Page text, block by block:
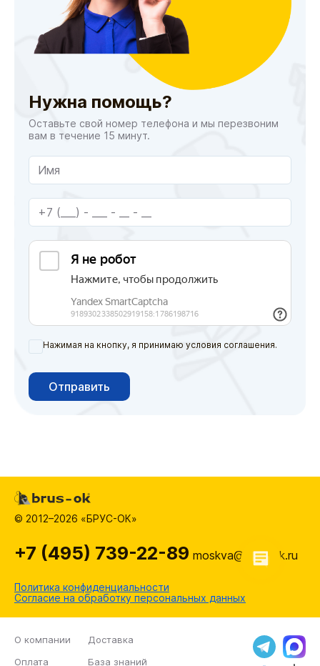
Нужна помощь?
Оставьте свой номер телефона и мы перезвоним
вам в течение 15 минут.
Нажимая на кнопку, я принимаю условия соглашения.
Отправить
© 2012–2026 «БРУС-ОК»
Политика конфиденциальности
Согласие на обработку персональных данных
+7 (495) 739-22-89 moskva@brus-ok.ru
О компании
Доставка
Оплата
База знаний